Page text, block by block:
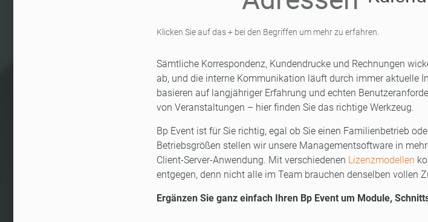
Klicken Sie auf das + bei den Begriffen um mehr zu erfahren.
Sämtliche Korrespondenz, Kundendrucke und Rechnungen
ab, und die interne Kommunikation läuft durch immer aktuelle
basieren auf langjähriger Erfahrung und echten
von Veranstaltungen – hier finden Sie das richtige Werkzeug.
Bp Event ist für Sie richtig, egal ob Sie einen Familienbetrieb
Betriebsgrößen stellen wir unsere Managementsoftware in
Client-Server-Anwendung. Mit verschiedenen Lizenzmodellen
entgegen, denn nicht alle im Team brauchen denselben vollen
Ergänzen Sie ganz einfach Ihren Bp Event um Module,